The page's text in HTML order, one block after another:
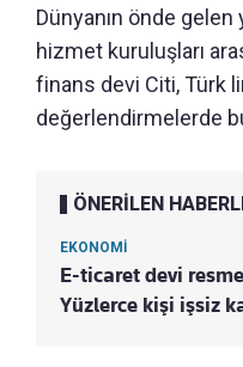
Dünyanın önde gelen
hizmet kuruluşları
finans devi Citi, Türk
değerlendirmelerde
ÖNERİLEN
EKONOMİ
E-ticaret devi
Yüzlerce kişi işsiz